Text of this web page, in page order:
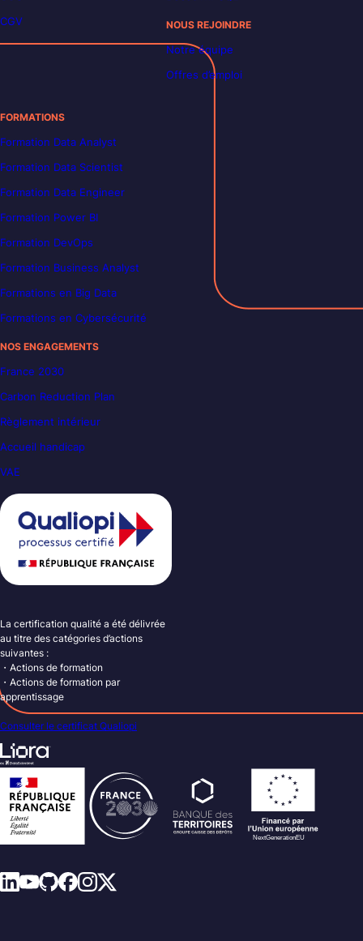
CGV
NOUS REJOINDRE
Notre équipe
Offres d’emploi
FORMATIONS
Formation Data Analyst
Formation Data Scientist
Formation Data Engineer
Formation Power BI
Formation DevOps
Formation Business Analyst
Formations en Big Data
Formations en Cybersécurité
NOS ENGAGEMENTS
France 2030
Carbon Reduction Plan
Règlement intérieur
Accueil handicap
VAE
La certification qualité a été délivrée
au titre des catégories d’actions
suivantes :
・Actions de formation
・Actions de formation par
apprentissage
Consulter le certificat Qualiopi